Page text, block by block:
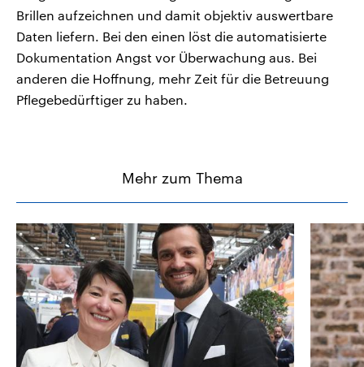
Brillen aufzeichnen und damit objektiv auswertbare
Daten liefern. Bei den einen löst die automatisierte
Dokumentation Angst vor Überwachung aus. Bei
anderen die Hoffnung, mehr Zeit für die Betreuung
Pflegebedürftiger zu haben.
Mehr zum Thema